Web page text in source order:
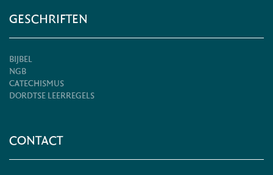
GESCHRIFTEN
BIJBEL
NGB
CATECHISMUS
DORDTSE LEERREGELS
CONTACT